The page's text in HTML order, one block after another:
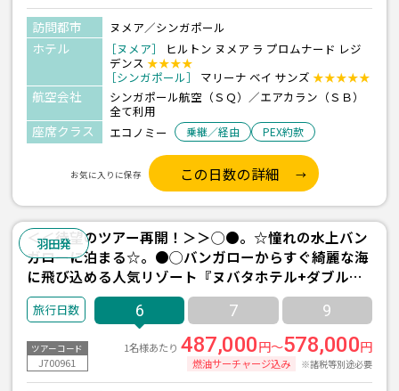
訪問都市 ヌメア／シンガポール
ホテル ［ヌメア］
ヒルトン ヌメア ラ プロムナード レジ
デンス ★★★★
［シンガポール］
マリーナ ベイ サンズ ★★★★★
航空会社
シンガポール航空（ＳＱ）／エアカラン（ＳＢ）
全て利用
座席クラス エコノミー 乗継／経由 PEX約款
お気に入りに保存 この日数の詳細
羽田発
＜＜待望のツアー再開！＞＞◯●。☆憧れの水上バン
ガローに泊まる☆。●◯バンガローからすぐ綺麗な海
に飛び込める人気リゾート『ヌバタホテル+ダブルツ
リーbyヒルトン1泊/朝夕食付【水上バンガロー】』宿
泊 3泊6日間 【羽田発着/シンガポール航空＆エアカラ
6 7 9
ツアーコード
J700961
1名様あたり 487,000円～578,000円
燃油サーチャージ込み ※諸税等別途必要